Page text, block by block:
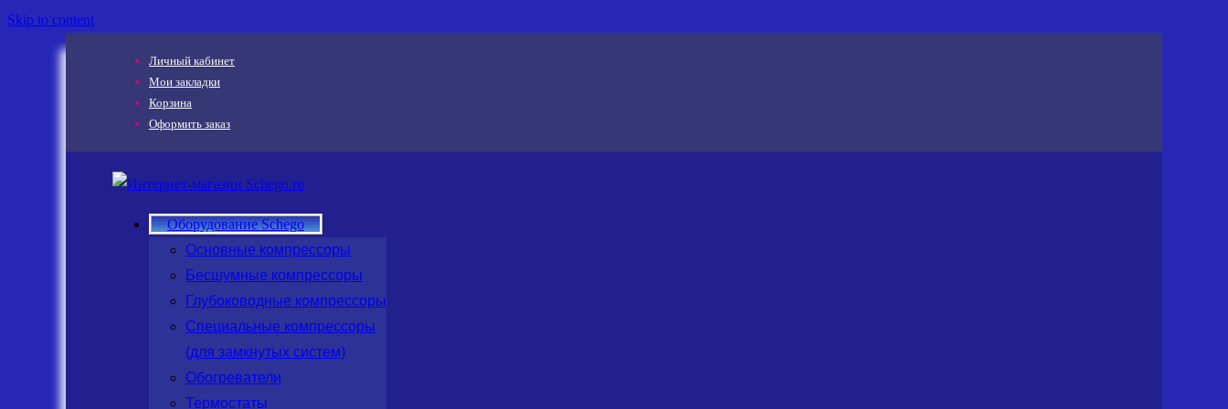
Skip to content
Личный кабинет
Мои закладки
Корзина
Оформить заказ
Оборудование Schego
Основные компрессоры
Бесшумные компрессоры
Глубоководные компрессоры
Специальные компрессоры
(для замкнутых систем)
Обогреватели
Термостаты